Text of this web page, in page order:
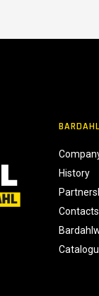
o
BARDAHL
History
Contacts